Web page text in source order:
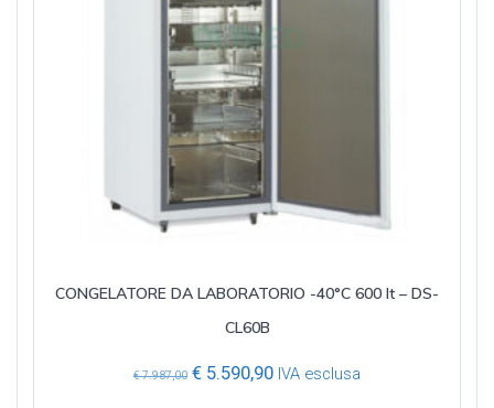
CONGELATORE DA LABORATORIO -40°C 600 lt – DS-
CL60B
€7.987,00 Il
€ 5.590,90IlIVA esclusa